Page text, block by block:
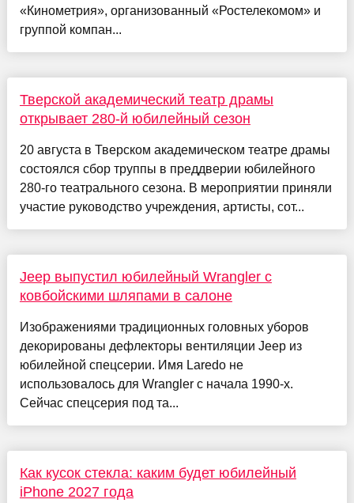
«Кинометрия», организованный «Ростелекомом» и
группой компан...
Тверской академический театр драмы
открывает 280-й юбилейный сезон
20 августа в Тверском академическом театре драмы
состоялся сбор труппы в преддверии юбилейного
280-го театрального сезона. В мероприятии приняли
участие руководство учреждения, артисты, сот...
Jeep выпустил юбилейный Wrangler с
ковбойскими шляпами в салоне
Изображениями традиционных головных уборов
декорированы дефлекторы вентиляции Jeep из
юбилейной спецсерии. Имя Laredo не
использовалось для Wrangler с начала 1990-х.
Сейчас спецсерия под та...
Как кусок стекла: каким будет юбилейный
iPhone 2027 года